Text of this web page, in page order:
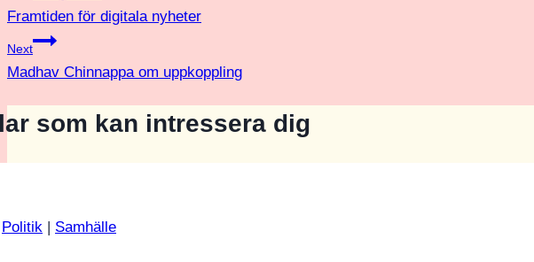
Framtiden för digitala nyheter
Next
Madhav Chinnappa om uppkoppling
som kan intressera dig
Politik | Samhälle